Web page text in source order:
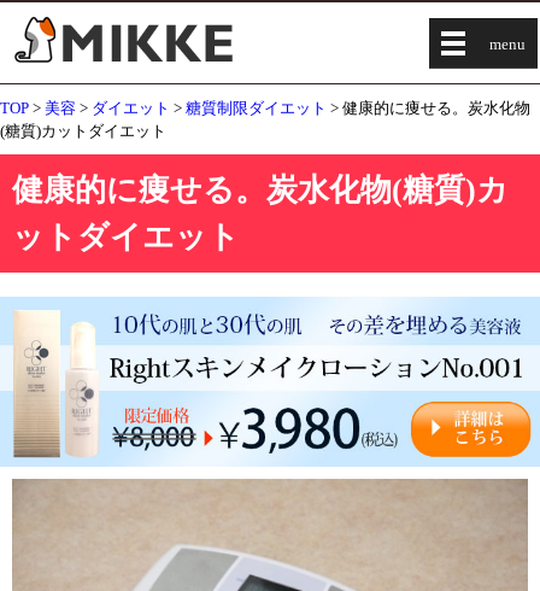
menu
TOP > 美容 > ダイエット > 糖質制限ダイエット > 健康的に痩せる。炭水化物
(糖質)カットダイエット
健康的に痩せる。炭水化物(糖質)カ
ットダイエット